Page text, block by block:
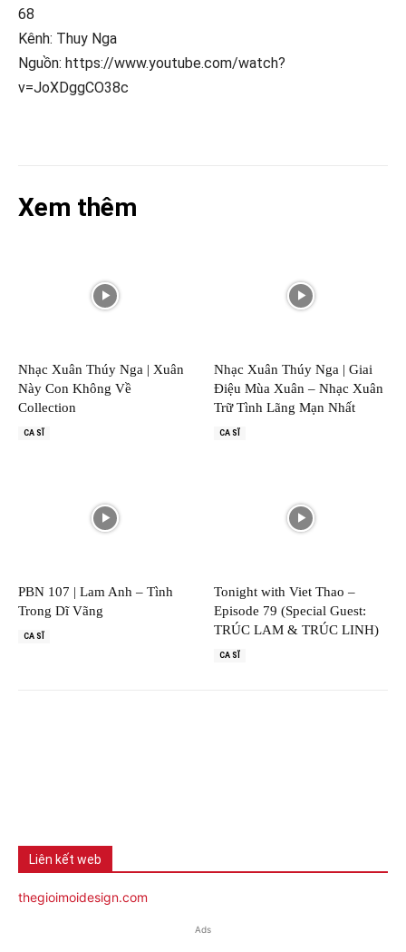
68
Kênh: Thuy Nga
Nguồn: https://www.youtube.com/watch?
v=JoXDggCO38c
Xem thêm
Nhạc Xuân Thúy Nga | Xuân
Này Con Không Về
Collection
CA SĨ
Nhạc Xuân Thúy Nga | Giai
Điệu Mùa Xuân – Nhạc Xuân
Trữ Tình Lãng Mạn Nhất
CA SĨ
PBN 107 | Lam Anh – Tình
Trong Dĩ Vãng
CA SĨ
Tonight with Viet Thao –
Episode 79 (Special Guest:
TRÚC LAM & TRÚC LINH)
CA SĨ
Liên kết web
thegioimoidesign.com
Ads